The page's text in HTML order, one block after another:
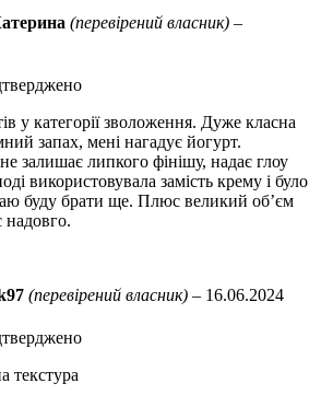
біфіда
відновлює мікрофлору епідермісу,
і оновлення клітин, підвищує захисні
навколишнього середовища. Зупиняє
шкіри, підсилює мікроциркуляцію і
колагену.
прискорює поділ клітин, зміцнює
покращує текстуру шкіри. Покращує
підвищує імунітет, робить шкіру менш
кислоти
в шкірі. Утворюють захисний шар, який
насичує клітини дерми вологою.
(перевірений власник) –
у категорії зволоження. Дуже класна
запах, мені нагадує йогурт.
залишає липкого фінішу, надає глоу
використовувала замість крему і було
буду брати ще. Плюс великий об’єм
надовго.
(перевірений власник) – 16.06.2024
текстура